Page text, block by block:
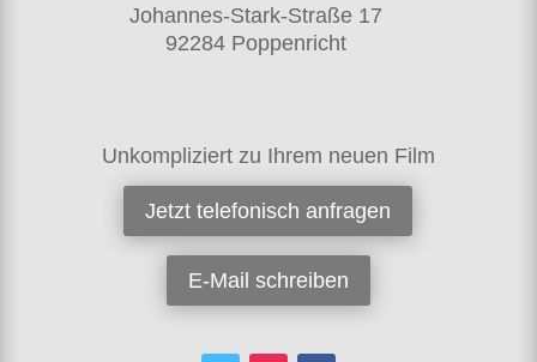
Johannes-Stark-Straße 17
92284 Poppenricht
Unkompliziert zu Ihrem neuen Film
Jetzt telefonisch anfragen
E-Mail schreiben